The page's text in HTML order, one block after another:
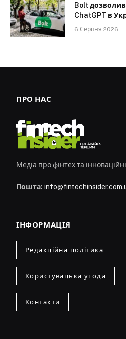
Bolt
ChatGPT в
6 Серпня 2026
ПРО НАС
Медіа про фінтех та інноваційні
Пошта:
ІНФОРМАЦІЯ
Редакційна політика
Користувацька угода
Контакти